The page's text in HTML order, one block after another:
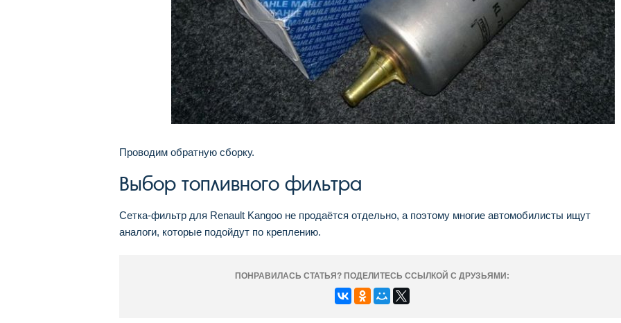
Проводим обратную сборку.
Выбор топливного фильтра
Сетка-фильтр для Renault Kangoo не продаётся отдельно, а поэтому многие автомобилисты ищут
аналоги, которые подойдут по креплению.
ПОНРАВИЛАСЬ СТАТЬЯ? ПОДЕЛИТЕСЬ ССЫЛКОЙ С ДРУЗЬЯМИ: